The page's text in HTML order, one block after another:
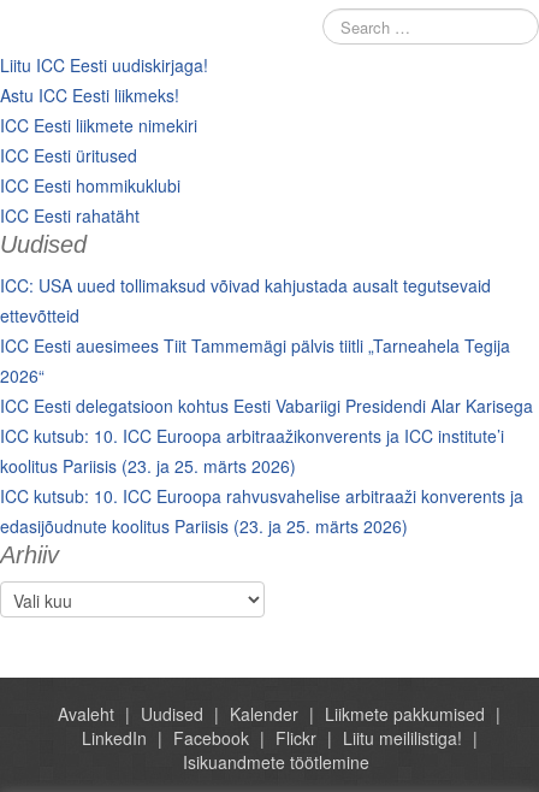
Liitu ICC Eesti uudiskirjaga!
Astu ICC Eesti liikmeks!
ICC Eesti liikmete nimekiri
ICC Eesti üritused
ICC Eesti hommikuklubi
ICC Eesti rahatäht
Uudised
ICC: USA uued tollimaksud võivad kahjustada ausalt tegutsevaid
ettevõtteid
ICC Eesti auesimees Tiit Tammemägi pälvis tiitli „Tarneahela Tegija
2026“
ICC Eesti delegatsioon kohtus Eesti Vabariigi Presidendi Alar Karisega
ICC kutsub: 10. ICC Euroopa arbitraažikonverents ja ICC institute’i
koolitus Pariisis (23. ja 25. märts 2026)
ICC kutsub: 10. ICC Euroopa rahvusvahelise arbitraaži konverents ja
edasijõudnute koolitus Pariisis (23. ja 25. märts 2026)
Arhiiv
Arhiiv
Avaleht Uudised Kalender
Liikmete pakkumised
LinkedIn
Facebook Flickr
Liitu meililistiga!
Isikuandmete töötlemine